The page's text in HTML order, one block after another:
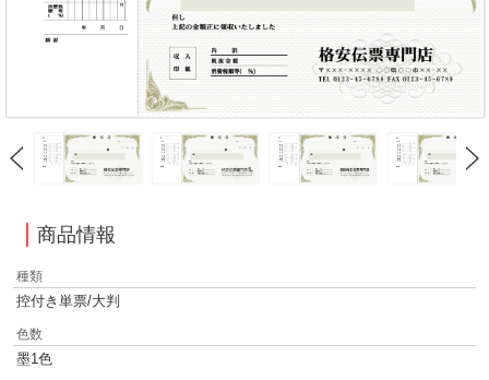
商品情報
種類
控付き単票/大判
色数
墨1色